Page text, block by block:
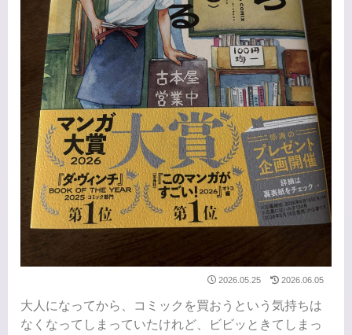
2026.05.25 2026.06.05
大人になってから、コミックを買おうという気持ちは
なくなってしまっていたけれど、ビビッときてしまっ